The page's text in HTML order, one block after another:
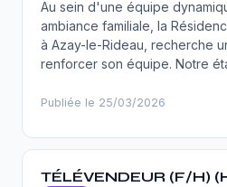
Au sein d'une équipe
ambiance familiale, la
à Azay-le-Rideau, recherche
renforcer son équipe. Notre
Publiée le 25/03/2026
TÉLÉVENDEUR (F/H)